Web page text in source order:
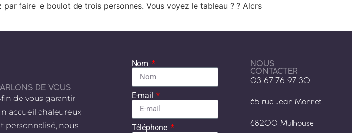
faire le boulot de trois personnes. Vous voyez le tableau ? ? Alors
DE VOUS
de vous garantir
accueil chaleureux
personnalisé, nous
Nom
E-mail
Téléphone
NOUS
CONTACTER
03 67 76 97 30
65 rue Jean Monnet
68200 Mulhouse